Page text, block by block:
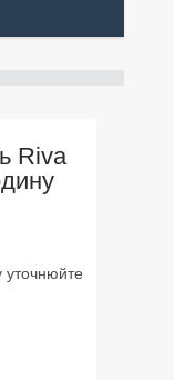
Riva
уточнюйте